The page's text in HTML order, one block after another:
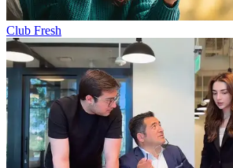
Club Fresh